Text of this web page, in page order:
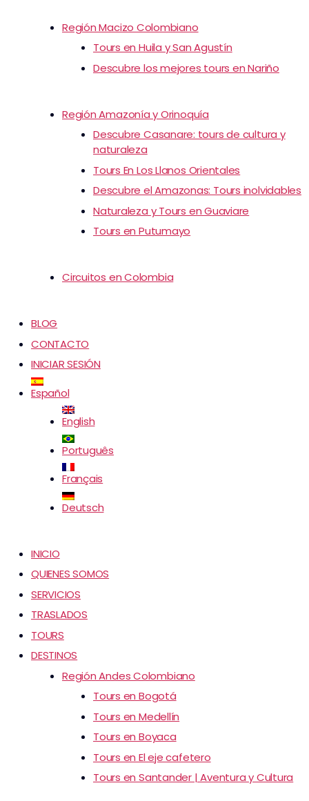
Región Macizo Colombiano
Tours en Huila y San Agustín
Descubre los mejores tours en Nariño
Región Amazonía y Orinoquía
Descubre Casanare: tours de cultura y
naturaleza
Tours En Los Llanos Orientales
Descubre el Amazonas: Tours inolvidables
Naturaleza y Tours en Guaviare
Tours en Putumayo
Circuitos en Colombia
BLOG
CONTACTO
INICIAR SESIÓN
Español
English
Português
Français
Deutsch
INICIO
QUIENES SOMOS
SERVICIOS
TRASLADOS
TOURS
DESTINOS
Región Andes Colombiano
Tours en Bogotá
Tours en Medellín
Tours en Boyaca
Tours en El eje cafetero
Tours en Santander | Aventura y Cultura